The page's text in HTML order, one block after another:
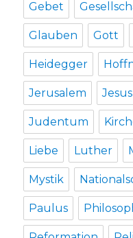
Gebet
Glauben Gott
Heidegger
Jerusalem Jesus
Judentum
Liebe Luther
Mystik
Paulus